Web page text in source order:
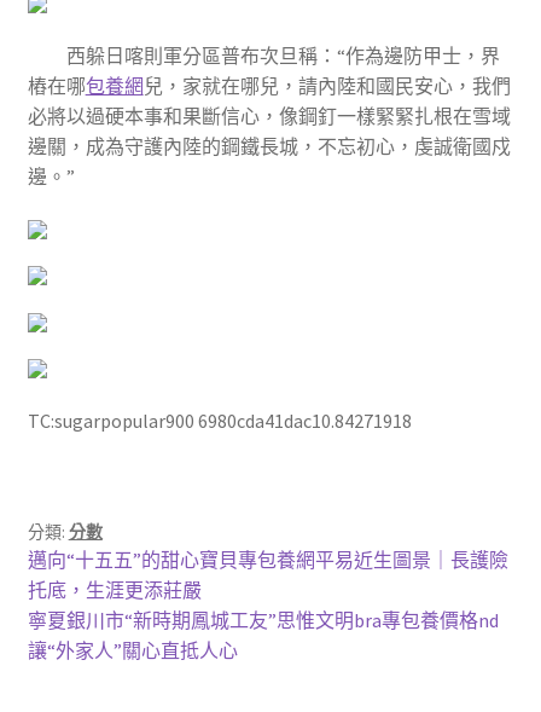
西躲日喀則軍分區普布次旦稱：“作為邊防甲士，界
樁在哪包養網兒，家就在哪兒，請內陸和國民安心，我們
必將以過硬本事和果斷信心，像鋼釘一樣緊緊扎根在雪域
邊關，成為守護內陸的鋼鐵長城，不忘初心，虔誠衛國戍
邊。”
TC:sugarpopular900 6980cda41dac10.84271918
分類: 分數
文
章
導
上
一
篇
文
邁向“十五五”的甜心寶貝專包養網平易近生圖景｜長護險
托底，生涯更添莊嚴
下
一
寧夏銀川市“新時期鳳城工友”思惟文明bra專包養價格nd
讓“外家人”關心直抵人心